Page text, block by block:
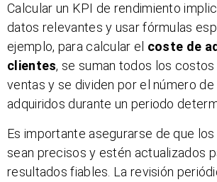
Calcular un KPI de rendimiento
datos relevantes y usar fórmulas
ejemplo, para calcular el coste de
clientes, se suman todos los
ventas y se dividen por el número
adquiridos durante un periodo
Es importante asegurarse de que
sean precisos y estén actualizados
resultados fiables. La revisión